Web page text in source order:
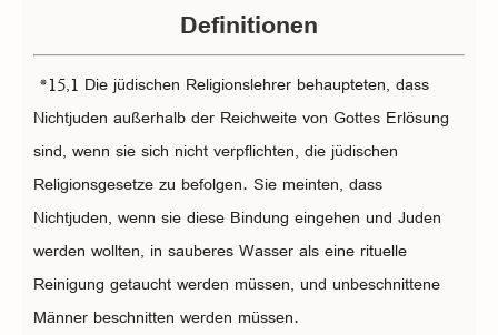
Definitionen
*15,1 Die jüdischen Religionslehrer behaupteten, dass
Nichtjuden außerhalb der Reichweite von Gottes Erlösung
sind, wenn sie sich nicht verpflichten, die jüdischen
Religionsgesetze zu befolgen. Sie meinten, dass
Nichtjuden, wenn sie diese Bindung eingehen und Juden
werden wollten, in sauberes Wasser als eine rituelle
Reinigung getaucht werden müssen, und unbeschnittene
Männer beschnitten werden müssen.